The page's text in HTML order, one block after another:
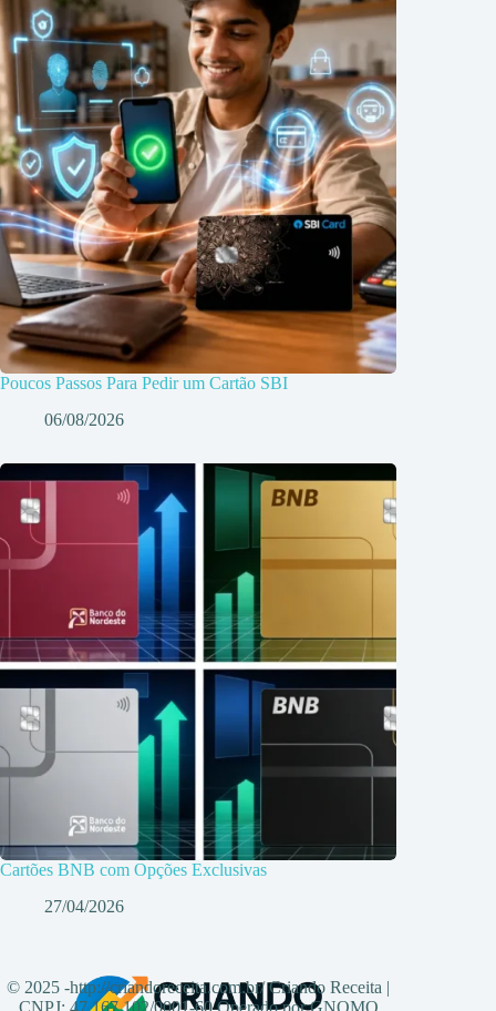
Poucos Passos Para Pedir um Cartão SBI
06/08/2026
Cartões BNB com Opções Exclusivas
27/04/2026
© 2025 -http://criandoreceita.com.br/ Criando Receita |
CNPJ: 47.167.102/0001-60 Operado por GNOMO